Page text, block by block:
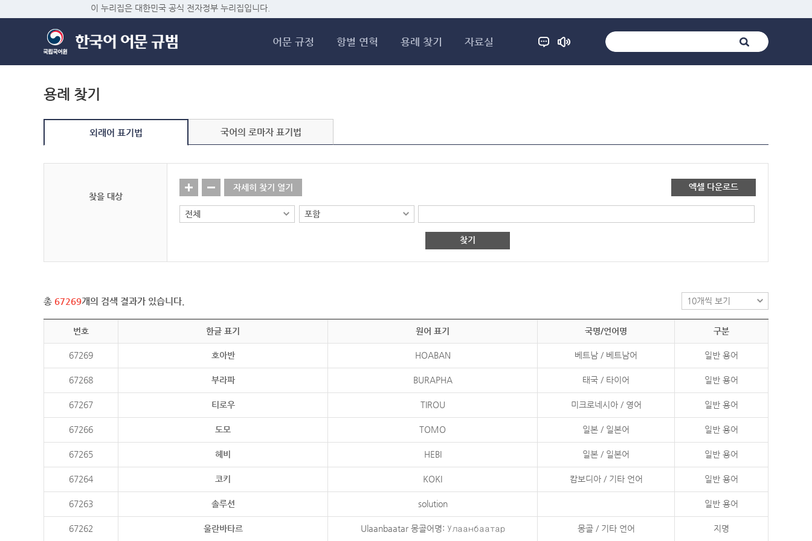
이 누리집은 대한민국 공식 전자정부 누리집입니다.
어문 규정 항별 연혁 용례 찾기 자료실
용례 찾기
외래어 표기법 국어의 로마자 표기법
찾을 대상
자세히 찾기 열기 엑셀 다운로드
찾기
총 67269개의 검색 결과가 있습니다.
번호 한글 표기 원어 표기 국명/언어명 구분
67269 호아반 HOABAN 베트남 / 베트남어 일반 용어
67268 부라파 BURAPHA 태국 / 타이어 일반 용어
67267 티로우 TIROU 미크로네시아 / 영어 일반 용어
67266 도모 TOMO 일본 / 일본어 일반 용어
67265 헤비 HEBI 일본 / 일본어 일반 용어
67264 코키 KOKI 캄보디아 / 기타 언어 일반 용어
67263 솔루션 solution 일반 용어
67262 울란바타르 Ulaanbaatar 몽골어명: Улаанбаатар 몽골 / 기타 언어 지명